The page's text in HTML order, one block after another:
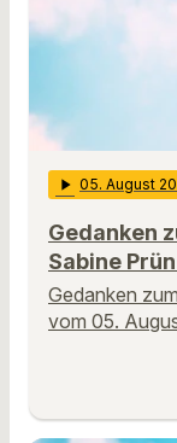
play_arrow 05. August
Gedanken
Sabine
Gedanken
vom 05.